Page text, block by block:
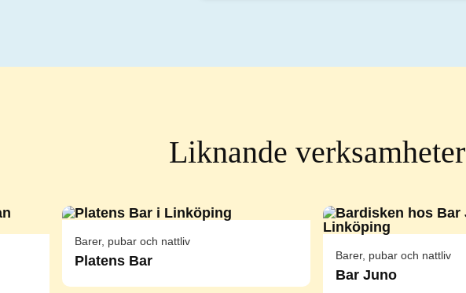
Liknande verksamheter
Barer, pubar och nattliv
Platens Bar Barer, pubar och nattliv
Bar Juno